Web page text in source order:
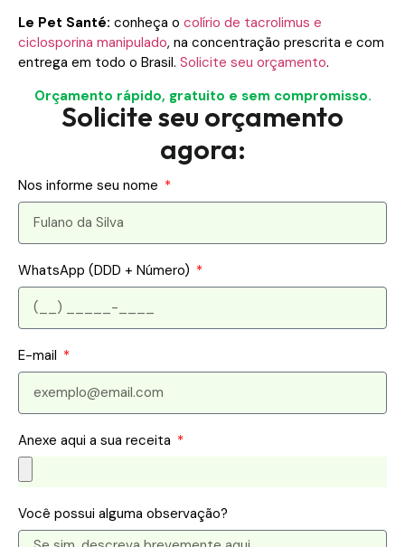
Le Pet Santé: conheça o colírio de tacrolimus e
ciclosporina manipulado, na concentração prescrita e com
entrega em todo o Brasil. Solicite seu orçamento.
Orçamento rápido, gratuito e sem compromisso.
Solicite seu orçamento
agora:
Nos informe seu nome
WhatsApp (DDD + Número)
E-mail
Anexe aqui a sua receita
Você possui alguma observação?